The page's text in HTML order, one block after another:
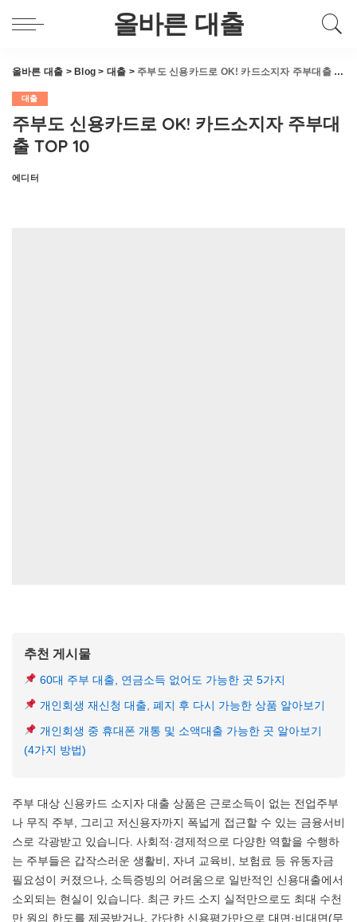
올바른 대출
올바른 대출 > Blog > 대출 > 주부도 신용카드로 OK! 카드소지자 주부대출 TOP 10
대출
주부도 신용카드로 OK! 카드소지자 주부대
출 TOP 10
Posted
에디터
추천 게시물
60대 주부 대출, 연금소득 없어도 가능한 곳 5가지
개인회생 재신청 대출, 폐지 후 다시 가능한 상품 알아보기
개인회생 중 휴대폰 개통 및 소액대출 가능한 곳 알아보기
(4가지 방법)
주부 대상 신용카드 소지자 대출 상품은 근로소득이 없는 전업주부
나 무직 주부, 그리고 저신용자까지 폭넓게 접근할 수 있는 금융서비
스로 각광받고 있습니다. 사회적·경제적으로 다양한 역할을 수행하
는 주부들은 갑작스러운 생활비, 자녀 교육비, 보험료 등 유동자금
필요성이 커졌으나, 소득증빙의 어려움으로 일반적인 신용대출에서
소외되는 현실이 있습니다. 최근 카드 소지 실적만으로도 최대 수천
만 원의 한도를 제공받거나, 간단한 신용평가만으로 대면·비대면(무